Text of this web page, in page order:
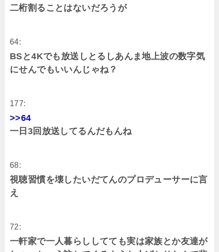
二桁割ることはないだろうが
64:
BSと4Kでも放送しとるしあんま地上波の数字気
にせんでもいいんじゃね？
177:
>>64
一日3回放送してるんだもんね
68:
視聴習慣を壊したいだてんのプロデューサーに言
え
72:
一軒家で一人暮らししてても実は家族とか友達が